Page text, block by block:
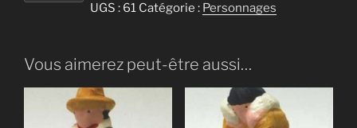
UGS : 61 Catégorie : Personnages
Vous aimerez peut-être aussi…